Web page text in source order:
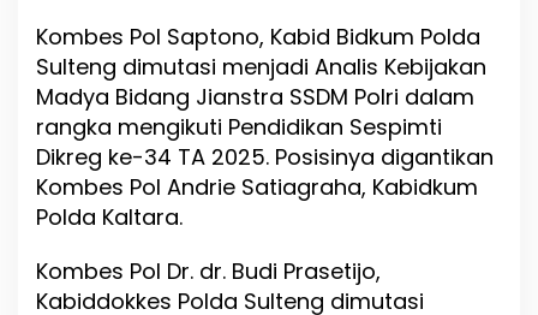
Kombes Pol Saptono, Kabid Bidkum Polda
Sulteng dimutasi menjadi Analis Kebijakan
Madya Bidang Jianstra SSDM Polri dalam
rangka mengikuti Pendidikan Sespimti
Dikreg ke-34 TA 2025. Posisinya digantikan
Kombes Pol Andrie Satiagraha, Kabidkum
Polda Kaltara.
Kombes Pol Dr. dr. Budi Prasetijo,
Kabiddokkes Polda Sulteng dimutasi